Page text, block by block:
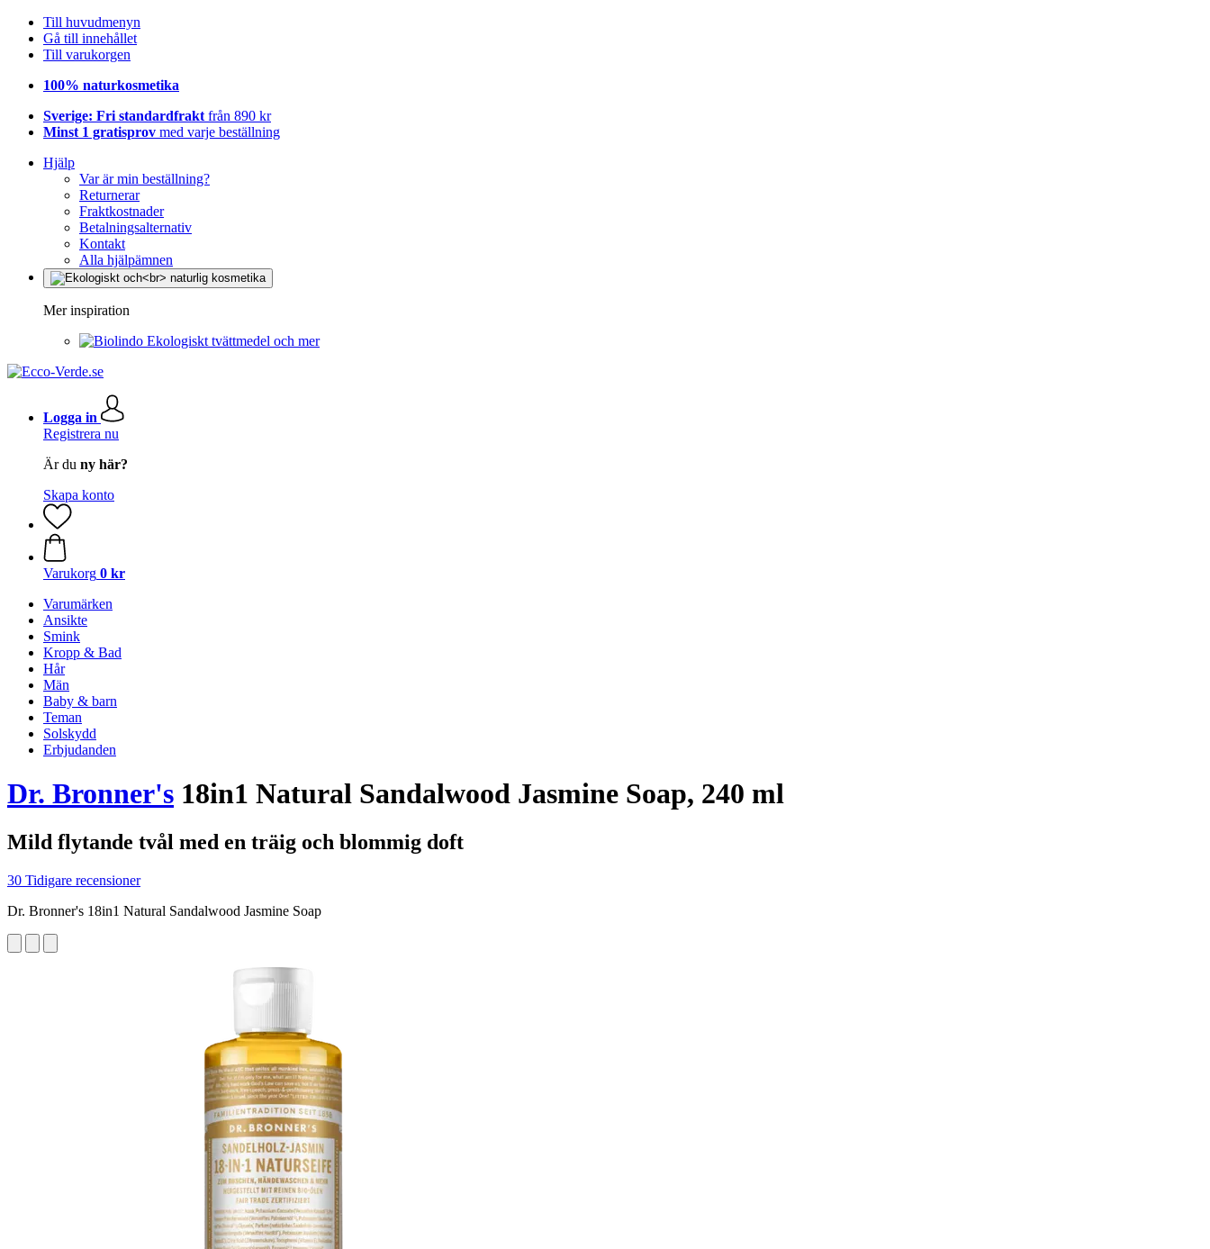
Till huvudmenyn
Gå till innehållet
Till varukorgen
100% naturkosmetika
Sverige: Fri standardfrakt från 890 kr
Minst 1 gratisprov med varje beställning
Hjälp
Var är min beställning?
Returnerar
Fraktkostnader
Betalningsalternativ
Kontakt
Alla hjälpämnen
Mer inspiration
Ekologiskt tvättmedel och mer
Logga in
Registrera nu
Är du ny här?
Skapa konto
Varukorg 0 kr
Varumärken
Ansikte
Smink
Kropp & Bad
Hår
Män
Baby & barn
Teman
Solskydd
Erbjudanden
Dr. Bronner's 18in1 Natural Sandalwood Jasmine Soap, 240 ml
Mild flytande tvål med en träig och blommig doft
30 Tidigare recensioner
Dr. Bronner's 18in1 Natural Sandalwood Jasmine Soap